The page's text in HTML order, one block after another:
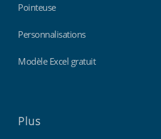
Pointeuse
Personnalisations
Modèle Excel gratuit
Plus